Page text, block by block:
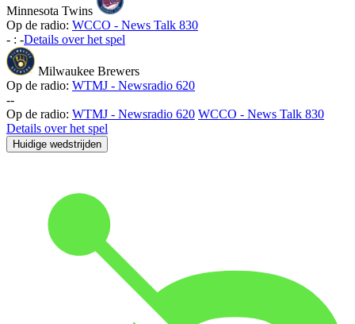
Minnesota Twins
Op de radio: WCCO - News Talk 830
- : -Details over het spel
Milwaukee Brewers
Op de radio: WTMJ - Newsradio 620
--
Op de radio: WTMJ - Newsradio 620 WCCO - News Talk 830
Details over het spel
Huidige wedstrijden